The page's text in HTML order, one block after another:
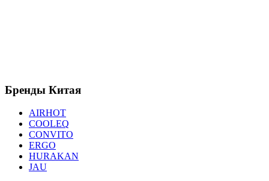
Бренды Китая
AIRHOT
COOLEQ
CONVITO
ERGO
HURAKAN
JAU